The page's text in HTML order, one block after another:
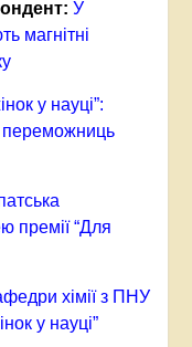
У
магнітні
у науці”:
переможниць
премії “Для
хімії з ПНУ
у науці”